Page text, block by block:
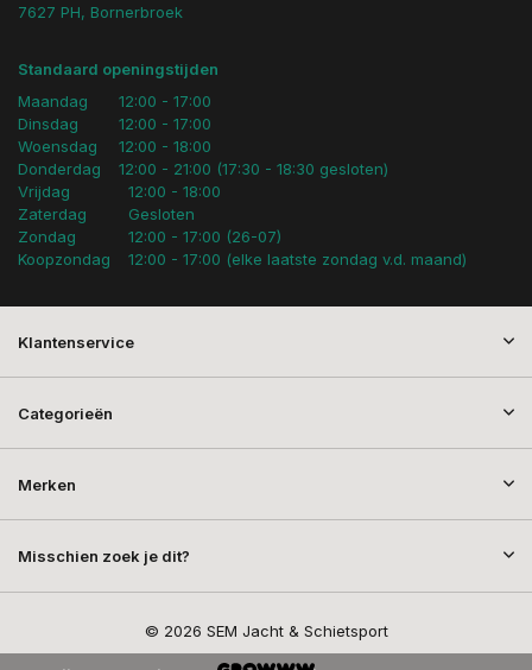
7627 PH, Bornerbroek
Standaard openingstijden
Maandag
Dinsdag
Woensdag
Donderdag
12:00 - 17:00
12:00 - 17:00
12:00 - 18:00
12:00 - 21:00 (17:30 - 18:30 gesloten)
Vrijdag
Zaterdag
Zondag
Koopzondag
12:00 - 18:00
Gesloten
12:00 - 17:00 (26-07)
12:00 - 17:00 (elke laatste zondag v.d. maand)
Klantenservice
Categorieën
Merken
Misschien zoek je dit?
© 2026 SEM Jacht & Schietsport